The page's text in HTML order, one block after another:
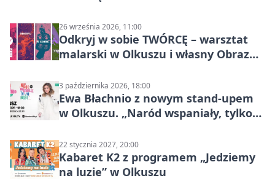
26 września 2026, 11:00
Odkryj w sobie TWÓRCĘ – warsztat
malarski w Olkuszu i własny Obraz
3 października 2026, 18:00
Ewa Błachnio z nowym stand-upem
w Olkuszu. „Naród wspaniały, tylko
22 stycznia 2027, 20:00
Kabaret K2 z programem „Jedziemy
na luzie” w Olkuszu